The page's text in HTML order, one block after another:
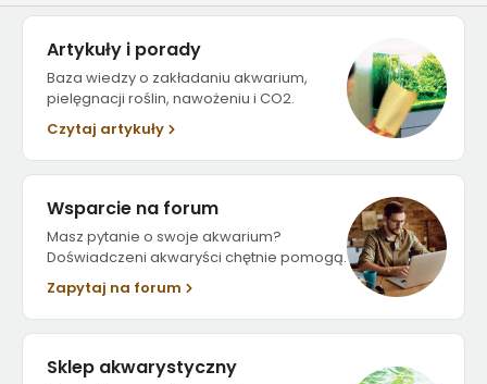
Artykuły i porady
Baza wiedzy o zakładaniu akwarium,
pielęgnacji roślin, nawożeniu i CO2.
Czytaj artykuły
Wsparcie na forum
Masz pytanie o swoje akwarium?
Doświadczeni akwaryści chętnie pomogą.
Zapytaj na forum
Sklep akwarystyczny